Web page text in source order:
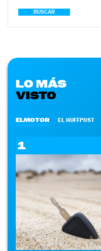
BUSCAR
LO MÁS
VISTO
ELMOTOR EL HUFFPOST
1